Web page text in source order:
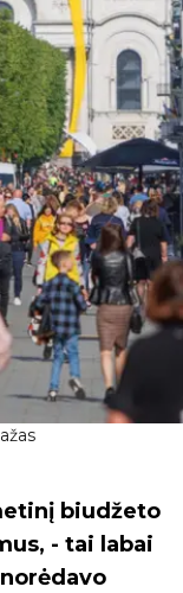
biudžeto
- tai labai